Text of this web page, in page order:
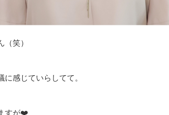
笑）
感じていらしてて。
すが❤️